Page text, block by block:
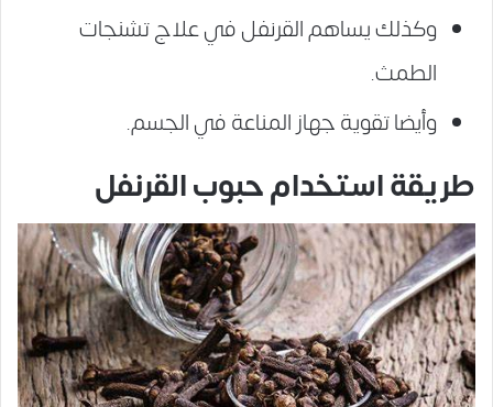
وكذلك يساهم القرنفل في علاج تشنجات
الطمث.
وأيضا تقوية جهاز المناعة في الجسم.
طريقة استخدام حبوب القرنفل